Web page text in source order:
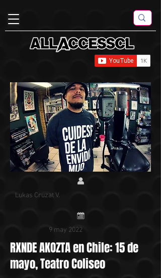
Lukas Cruzat V.
9 may 2022
RXNDE AKOZTA en Chile: 15 de
mayo, Teatro Coliseo